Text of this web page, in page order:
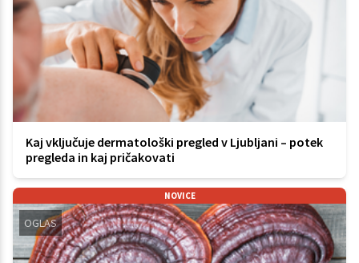
Kaj vključuje dermatološki pregled v Ljubljani – potek
pregleda in kaj pričakovati
NOVICE
OGLAS